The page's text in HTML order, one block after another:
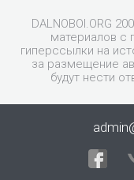
DALNOBOI.ORG
материалов с
гиперссылки на
за размещение
будут нести